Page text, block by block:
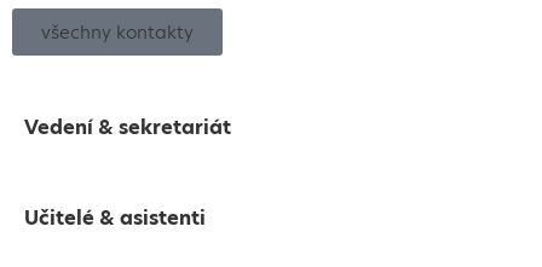
všechny kontakty
Vedení & sekretariát
Učitelé & asistenti